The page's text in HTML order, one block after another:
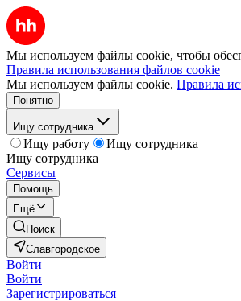
Мы используем файлы cookie, чтобы
Правила использования файлов cookie
Мы используем файлы cookie. Правила
Понятно
Ищу сотрудника
Ищу работу
Ищу сотрудника
Ищу сотрудника
Сервисы
Помощь
Ещё
Поиск
Славгородское
Войти
Войти
Зарегистрироваться